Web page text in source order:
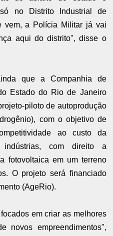
no Distrito Industrial de
vem, a Polícia Militar já vai
aqui do distrito", disse o
que a Companhia de
Estado do Rio de Janeiro
piloto de autoprodução
com o objetivo de
ao custo da
indústrias, com direito a
fotovoltaica em um terreno
O projeto será financiado
(AgeRio).
em criar as melhores
novos empreendimentos",